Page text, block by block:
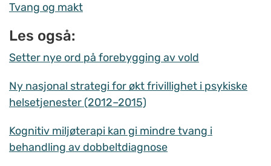
Tvang og makt
Les også:
Setter nye ord på forebygging av vold
Ny nasjonal strategi for økt frivillighet i psykiske
helsetjenester (2012–2015)
Kognitiv miljøterapi kan gi mindre tvang i
behandling av dobbeltdiagnose